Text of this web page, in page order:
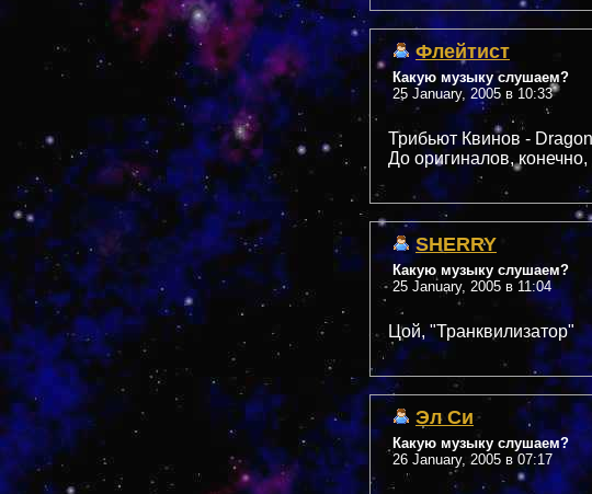
Флейтист
Какую музыку слушаем?
25 January, 2005 в 10:33
Трибьют Квинов -
До оригиналов,
SHERRY
Какую музыку слушаем?
25 January, 2005 в 11:04
Цой, "Транквилизатор"
Эл Си
Какую музыку слушаем?
26 January, 2005 в 07:17